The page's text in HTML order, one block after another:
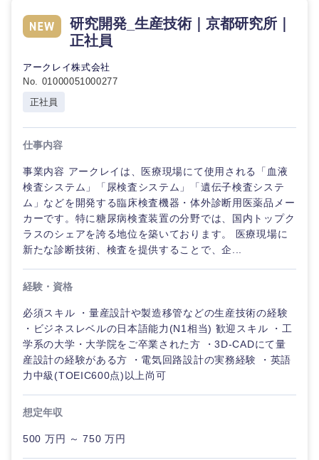
研究開発_生産技術｜京都研究所｜
正社員
アークレイ株式会社
No. 01000051000277
正社員
仕事内容
事業内容 アークレイは、医療現場にて使用される「血液
検査システム」「尿検査システム」「遺伝子検査システ
ム」などを開発する臨床検査機器・体外診断用医薬品メー
カーです。特に糖尿病検査装置の分野では、国内トップク
ラスのシェアを誇る地位を築いております。 医療現場に
新たな診断技術、検査を提供することで、企...
経験・資格
必須スキル ・量産設計や製造移管などの生産技術の経験
・ビジネスレベルの日本語能力(N1相当) 歓迎スキル ・工
学系の大学・大学院をご卒業された方 ・3D-CADにて量
産設計の経験がある方 ・電気回路設計の実務経験 ・英語
力中級(TOEIC600点)以上尚可
想定年収
500 万円 ～ 750 万円